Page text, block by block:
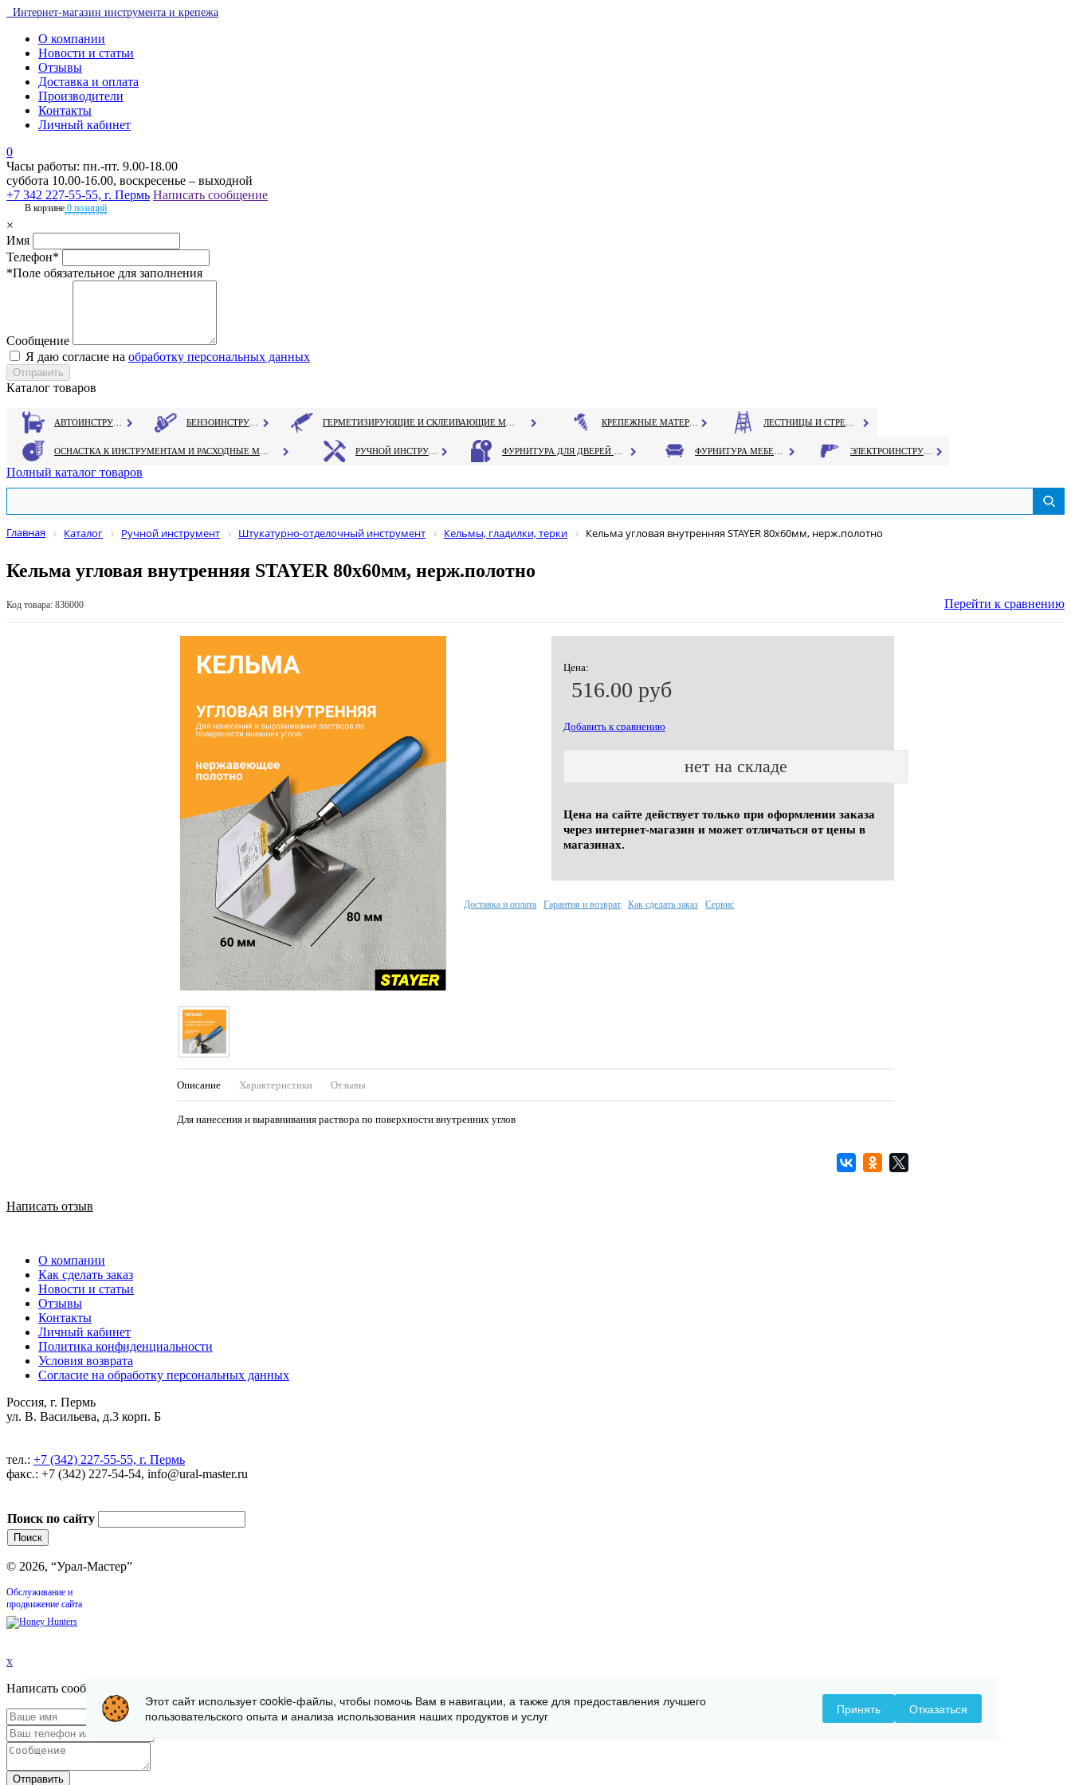
Интернет-магазин инструмента и крепежа
О компании
Новости и статьи
Отзывы
Доставка и оплата
Производители
Контакты
Личный кабинет
0
Часы работы: пн.-пт. 9.00-18.00
суббота 10.00-16.00, воскресенье – выходной
+7 342 227-55-55, г. Пермь Написать сообщение
В корзине 0 позиций
×
Имя
Телефон*
*Поле обязательное для заполнения
Сообщение
Я даю согласие на обработку персональных данных
Каталог товаров
Полный каталог товаров
Главная Каталог Ручной инструмент Штукатурно-отделочный инструмент Кельмы, гладилки, терки Кельма угловая внутренняя STAYER 80х60мм, нерж.полотно
Кельма угловая внутренняя STAYER 80х60мм, нерж.полотно
Код товара: 836000 Перейти к сравнению
Цена:
516.00 руб
Добавить к сравнению
нет на складе
Цена на сайте действует только при оформлении заказа
через интернет-магазин и может отличаться от цены в
магазинах.
Описание Характеристики Отзывы
Для нанесения и выравнивания раствора по поверхности внутренних углов
Доставка и оплата Гарантия и возврат Как сделать заказ Сервис
Написать отзыв
О компании
Как сделать заказ
Новости и статьи
Отзывы
Контакты
Личный кабинет
Политика конфиденциальности
Условия возврата
Согласие на обработку персональных данных
Россия, г. Пермь
ул. В. Васильева, д.3 корп. Б
тел.: +7 (342) 227-55-55, г. Пермь
факс.: +7 (342) 227-54-54, info@ural-master.ru
Поиск по сайту
© 2026, “Урал-Мастер”
Обслуживание и
продвижение сайта
x
Написать сообщение
Отправить
Этот сайт использует cookie-файлы, чтобы помочь Вам в навигации, а также для предоставления лучшего
пользовательского опыта и анализа использования наших продуктов и услуг
Принять Отказаться